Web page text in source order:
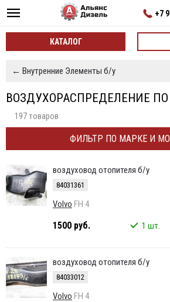
+7
КАТАЛОГ
← Внутренние Элементы б/у
ВОЗДУХОРАСПРЕДЕЛЕНИЕ
197 товаров
ФИЛЬТР ПО МАРКЕ И
воздуховод отопителя б/у
84031361
Volvo FH 4
1500 руб. 1 шт.
воздуховод отопителя б/у
84033012
Volvo FH 4